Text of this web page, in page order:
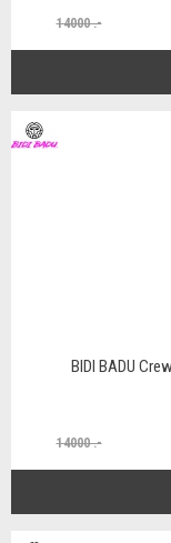
14000 .-
BIDI BADU
14000 .-